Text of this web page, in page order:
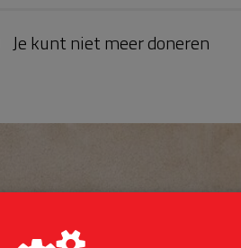
Je kunt niet meer doneren